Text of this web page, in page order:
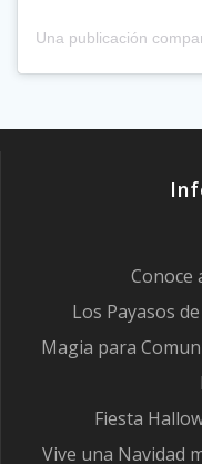
Conoce
Los Payasos
Magia para
Fiesta
Vive una Navidad